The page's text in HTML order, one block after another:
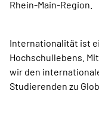
Rhein-Main-Region.
Internationalität ist
Hochschullebens.
wir den
Studierenden zu